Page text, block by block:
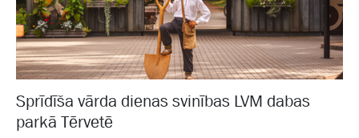
Sprīdīša vārda dienas svinības LVM dabas
parkā Tērvetē